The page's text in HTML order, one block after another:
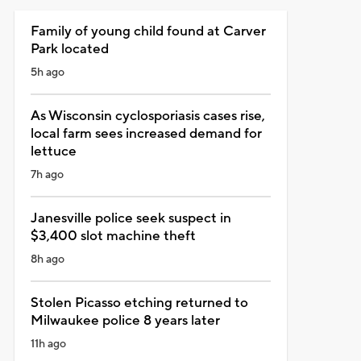
Family of young child found at Carver
Park located
5h ago
As Wisconsin cyclosporiasis cases rise,
local farm sees increased demand for
lettuce
7h ago
Janesville police seek suspect in
$3,400 slot machine theft
8h ago
Stolen Picasso etching returned to
Milwaukee police 8 years later
11h ago